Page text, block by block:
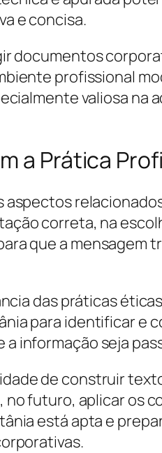
e concisa.
documentos
profissional
valiosa
a Prática
correta, na
que a
das práticas
para identificar e
informação seja
de construir
no futuro, aplicar os
está apta e